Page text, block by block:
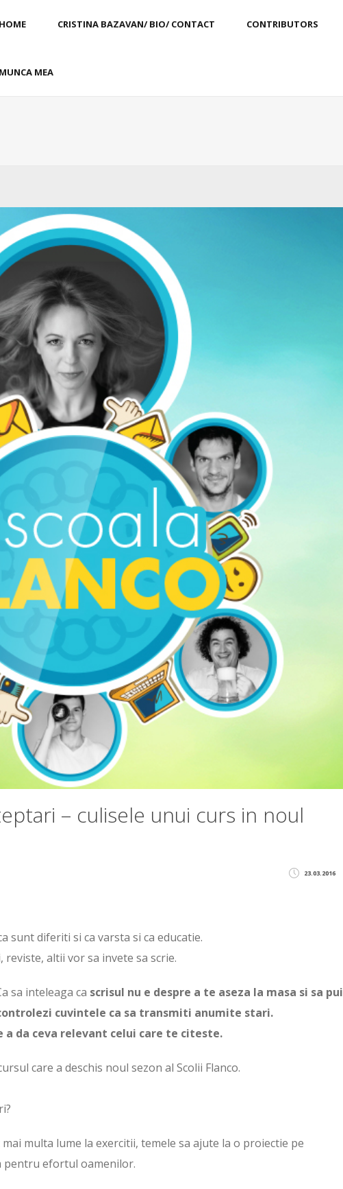
HOME CRISTINA BAZAVAN/ BIO/ CONTACT CONTRIBUTORS
MUNCA MEA
– culisele unui curs in noul
23.03.2016
sunt diferiti si ca varsta si ca educatie.
altii vor sa invete sa scrie.
sa inteleaga ca scrisul nu e despre a te aseza la masa si sa pui
cuvintele ca sa transmiti anumite stari.
da ceva relevant celui care te citeste.
care a deschis noul sezon al Scolii Flanco.
multa lume la exercitii, temele sa ajute la o proiectie pe
pentru efortul oamenilor.